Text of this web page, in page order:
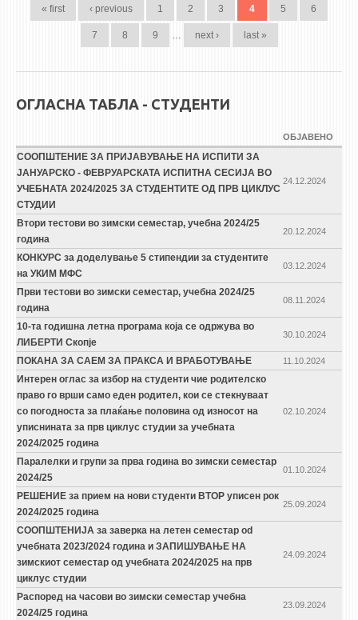
« first ‹ previous 1 2 3 4 5 6
7 8 9 … next › last »
ОГЛАСНА ТАБЛА - СТУДЕНТИ
ОБЈАВЕНО
СООПШТЕНИЕ ЗА ПРИЈАВУВАЊЕ НА ИСПИТИ ЗА
ЈАНУАРСКО - ФЕВРУАРСКАТА ИСПИТНА СЕСИЈА ВО
УЧЕБНАТА 2024/2025 ЗА СТУДЕНТИТЕ ОД ПРВ ЦИКЛУС
СТУДИИ
24.12.2024
Втори тестови во зимски семестар, учебна 2024/25
година
20.12.2024
КОНКУРС за доделување 5 стипендии за студентите
на УКИМ МФС
03.12.2024
Први тестови во зимски семестар, учебна 2024/25
година
08.11.2024
10-та годишна летна програма која се одржува во
ЛИБЕРТИ Скопје
30.10.2024
ПОКАНА ЗА САЕМ ЗА ПРАКСА И ВРАБОТУВАЊЕ 11.10.2024
Интерен оглас за избор на студенти чие родителско
право го врши само еден родител, кои се стекнуваат
со погодноста за плаќање половина од износот на
уписнината за прв циклус студии за учебната
2024/2025 година
02.10.2024
Паралелки и групи за прва година во зимски семестар
2024/25
01.10.2024
РЕШЕНИЕ за прием на нови студенти ВТОР уписен рок
2024/2025 година
25.09.2024
СООПШТЕНИЈА за заверка на летен семестар od
учебната 2023/2024 година и ЗАПИШУВАЊЕ НА
зимскиот семестар од учебната 2024/2025 на прв
циклус студии
24.09.2024
Распоред на часови во зимски семестар учебна
2024/25 година
23.09.2024